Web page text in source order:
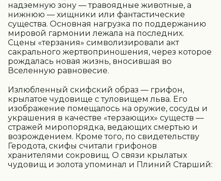
надземную зону — травоядные животные, а
нижнюю — хищники или фантастические
существа. Основная нагрузка по поддержанию
мировой гармонии лежала на последних.
Сцены «терзания» символизировали акт
сакрального жертвоприношения, через которое
рождалась новая жизнь, вносившая во
Вселенную равновесие.
Излюбленный скифский образ — грифон,
крылатое чудовище с туловищем льва. Его
изображение помещалось на оружие, сосуды и
украшения в качестве «терзающих» существ —
стражей миропорядка, ведающих смертью и
возрождением. Кроме того, по свидетельству
Геродота, скифы считали грифонов
хранителями сокровищ. О связи крылатых
чудовищ и золота упоминал и Плиний Старший: